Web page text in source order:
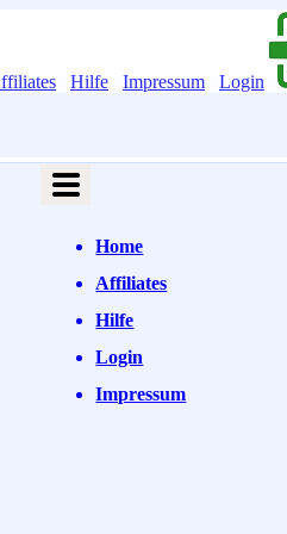
Hilfe Impressum Login
Home
Affiliates
Hilfe
Login
Impressum